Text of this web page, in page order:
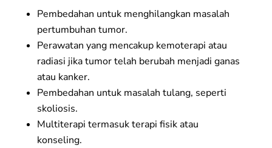
Pembedahan untuk menghilangkan masalah
pertumbuhan tumor.
Perawatan yang mencakup kemoterapi atau
radiasi jika tumor telah berubah menjadi ganas
atau kanker.
Pembedahan untuk masalah tulang, seperti
skoliosis.
Multiterapi termasuk terapi fisik atau
konseling.